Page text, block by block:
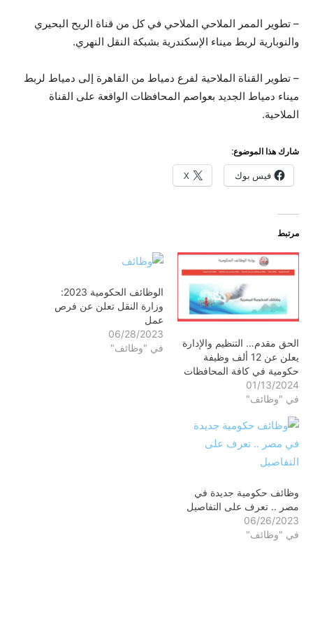
– تطوير الممر الملاحي الملاحي في كل من قناة الريح البحيري
والنوبارية لربط ميناء الإسكندرية بشبكة النقل النهري.
– تطوير القناة الملاحية لفرع دمياط من القاهرة إلى دمياط لربط
ميناء دمياط الجديد بعواصم المحافظات الواقعة على القناة
الملاحية.
شارك هذا الموضوع:
فيس بوك X
مرتبط
الحق مقدم… التنظيم والإدارة
يعلن عن 12 ألف وظيفة
حكومية في كافة المحافظات
01/13/2024
في "وظائف"
الوظائف الحكومية 2023:
وزارة النقل تعلن عن فرص
عمل
06/28/2023
في "وظائف"
وظائف حكومية جديدة في
مصر .. تعرف على التفاصيل
06/26/2023
في "وظائف"